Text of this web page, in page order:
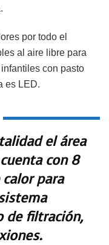
por todo el
al aire libre para
con pasto
es LED.
el área
con 8
para
de filtración,